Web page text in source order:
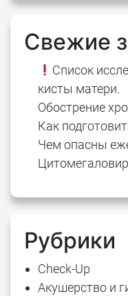
Свежие
Список
кисты матери.
Обострение
Как
Чем опасны
Рубрики
Check-Up
Акушерство и